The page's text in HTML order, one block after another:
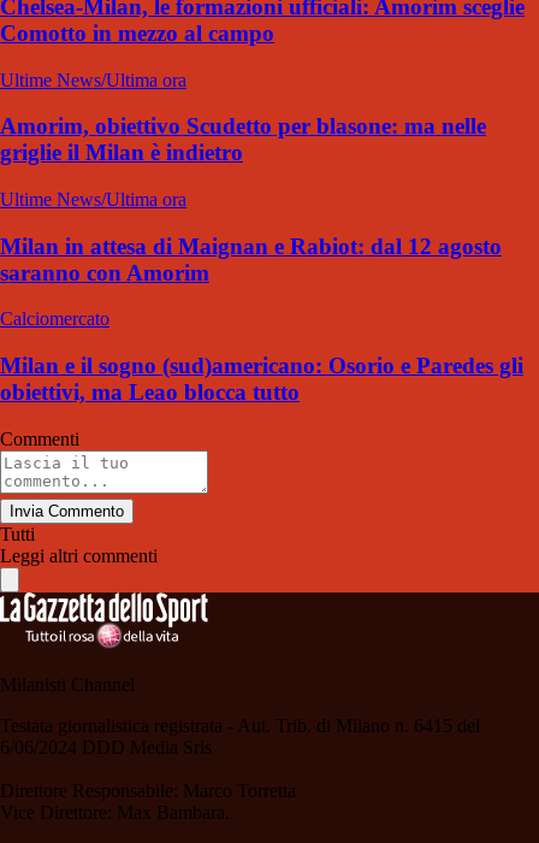
Chelsea-Milan, le formazioni ufficiali: Amorim sceglie
Comotto in mezzo al campo
Ultime News/Ultima ora
Amorim, obiettivo Scudetto per blasone: ma nelle
griglie il Milan è indietro
Ultime News/Ultima ora
Milan in attesa di Maignan e Rabiot: dal 12 agosto
saranno con Amorim
Calciomercato
Milan e il sogno (sud)americano: Osorio e Paredes gli
obiettivi, ma Leao blocca tutto
Commenti
Invia Commento
Tutti
Leggi altri commenti
Milanisti Channel
Testata giornalistica registrata - Aut. Trib. di Milano n. 6415 del
6/06/2024 DDD Media Srls
Direttore Responsabile: Marco Torretta
Vice Direttore: Max Bambara.